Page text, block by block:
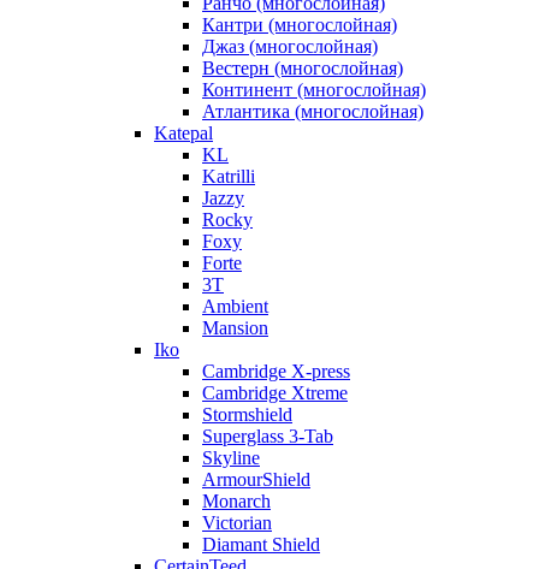
Кантри (многослойная)
Джаз (многослойная)
Вестерн (многослойная)
Континент (многослойная)
Атлантика (многослойная)
Katepal
KL
Katrilli
Jazzy
Rocky
Foxy
Forte
3T
Ambient
Mansion
Iko
Cambridge X-press
Cambridge Xtreme
Stormshield
Superglass 3-Tab
Skyline
ArmourShield
Monarch
Victorian
Diamant Shield